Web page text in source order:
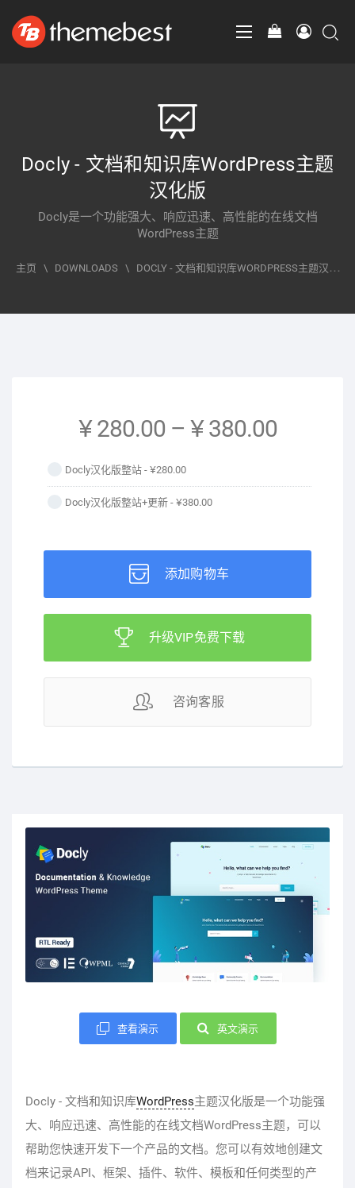
Docly - 文档和知识库WordPress主题
汉化版
Docly是一个功能强大、响应迅速、高性能的在线文档
WordPress主题
主页 \ DOWNLOADS \
DOCLY - 文档和知识库WORDPRESS主题汉化
¥ 280.00 – ¥ 380.00
Docly汉化版整站 - ¥280.00
Docly汉化版整站+更新 - ¥380.00
添加购物车
升级VIP免费下载
咨询客服
查看演示 英文演示
Docly - 文档和知识库WordPress主题汉化版是一个功能强
大、响应迅速、高性能的在线文档WordPress主题，可以
帮助您快速开发下一个产品的文档。您可以有效地创建文
档来记录API、框架、插件、软件、模板和任何类型的产